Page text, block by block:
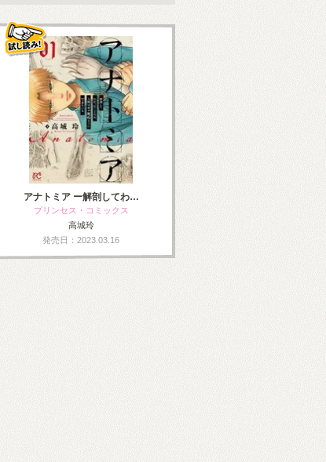
アナトミア ー解剖してわ…
プリンセス・コミックス
高城玲
発売日：2023.03.16